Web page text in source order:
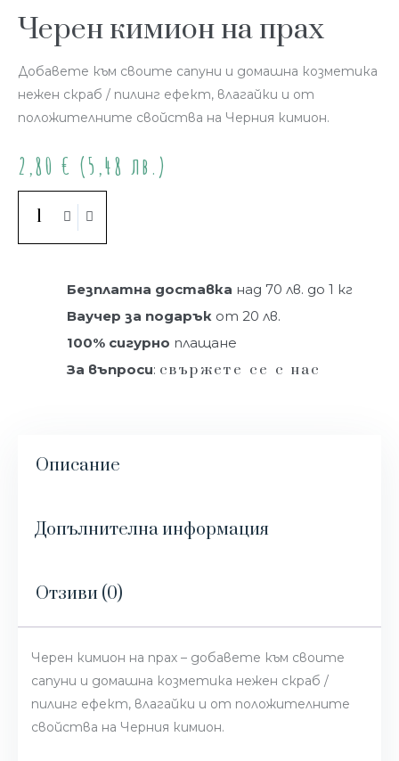
Черен кимион на прах
Добавете към своите сапуни и домашна козметика
нежен скраб / пилинг ефект, влагайки и от
положителните свойства на Черния кимион.
2,80 € (5,48 лв.)
Безплатна доставка над 70 лв. до 1 кг
Ваучер за подарък от 20 лв.
100% сигурно плащане
За въпроси: свържете се с нас
Описание
Допълнителна информация
Отзиви (0)
Черен кимион на прах – добавете към своите
сапуни и домашна козметика нежен скраб /
пилинг ефект, влагайки и от положителните
свойства на Черния кимион.